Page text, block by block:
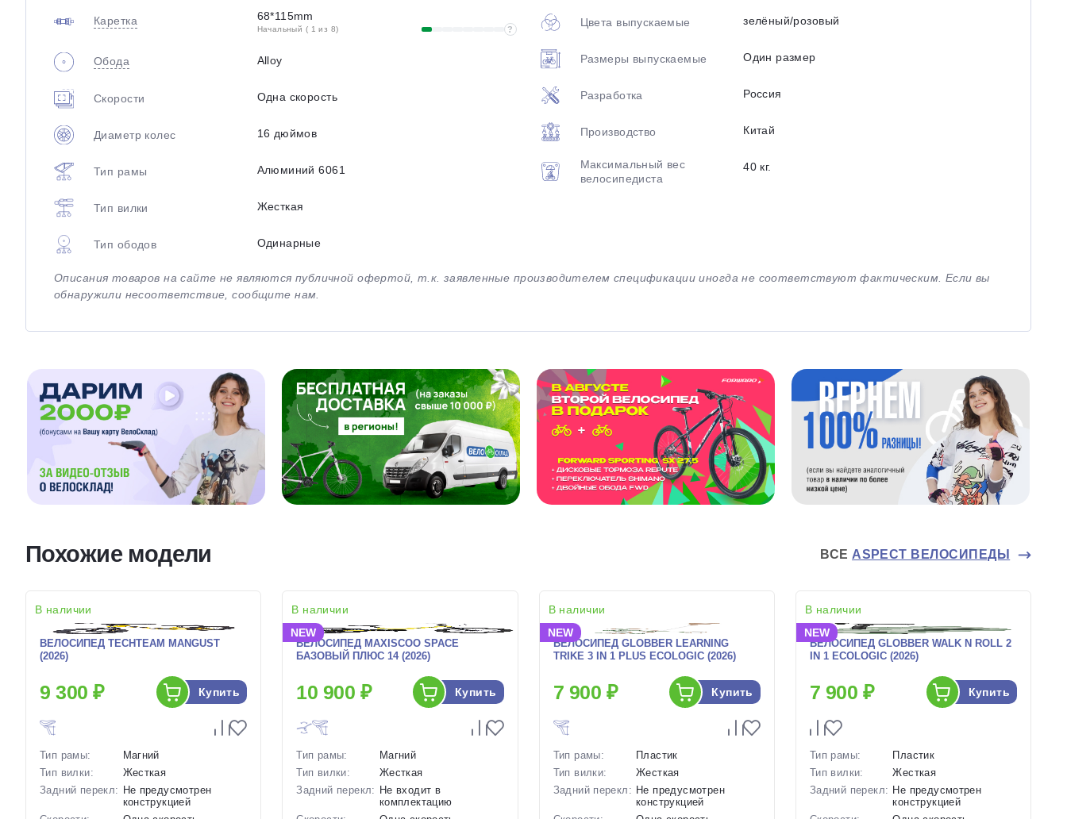
Каретка 68*115mm
Начальный ( 1 из 8) ?
Обода Alloy
Скорости Одна скорость
Диаметр колес 16 дюймов
Тип рамы Алюминий 6061
Тип вилки Жесткая
Тип ободов Одинарные
Цвета выпускаемые зелёный/розовый
Размеры выпускаемые Один размер
Разработка Россия
Производство Китай
Максимальный вес
велосипедиста
40 кг.
Описания товаров на сайте не являются публичной офертой, т.к. заявленные производителем спецификации иногда не соответствуют фактическим. Если вы
обнаружили несоответствие, сообщите нам.
Похожие модели ВСЕ ASPECT ВЕЛОСИПЕДЫ
В наличии
ВЕЛОСИПЕД TECHTEAM MANGUST
(2026)
9 300 ₽ Купить
Тип рамы:
Магний
Тип вилки:
Жесткая
Задний перекл: Не предусмотрен
конструкцией
В наличии
NEW
ВЕЛОСИПЕД MAXISCOO SPACE
БАЗОВЫЙ ПЛЮС 14 (2026)
10 900 ₽ Купить
Тип рамы:
Магний
Тип вилки:
Жесткая
Задний перекл: Не входит в
комплектацию
В наличии
NEW
ВЕЛОСИПЕД GLOBBER LEARNING
TRIKE 3 IN 1 PLUS ECOLOGIC (2026)
7 900 ₽ Купить
Тип рамы:
Пластик
Тип вилки:
Жесткая
Задний перекл: Не предусмотрен
конструкцией
В наличии
NEW
ВЕЛОСИПЕД GLOBBER WALK N ROLL 2
IN 1 ECOLOGIC (2026)
7 900 ₽ Купить
Тип рамы:
Пластик
Тип вилки:
Жесткая
Задний перекл: Не предусмотрен
конструкцией